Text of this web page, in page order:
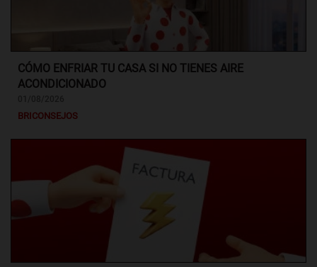
CÓMO ENFRIAR TU CASA SI NO TIENES AIRE
ACONDICIONADO
BRICONSEJOS